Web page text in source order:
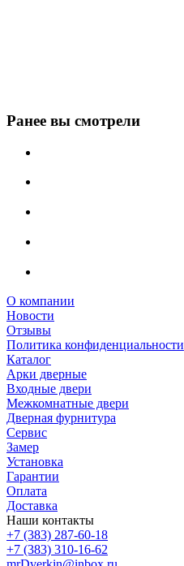
Ранее вы смотрели
О компании
Новости
Отзывы
Политика конфиденциальности
Каталог
Арки дверные
Входные двери
Межкомнатные двери
Дверная фурнитура
Сервис
Замер
Установка
Гарантии
Оплата
Доставка
Наши контакты
+7 (383) 287-60-18
+7 (383) 310-16-62